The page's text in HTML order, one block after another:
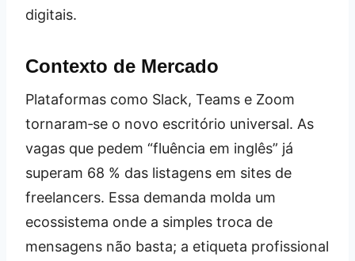
digitais.
Contexto de Mercado
Plataformas como Slack, Teams e Zoom
tornaram‑se o novo escritório universal. As
vagas que pedem “fluência em inglês” já
superam 68 % das listagens em sites de
freelancers. Essa demanda molda um
ecossistema onde a simples troca de
mensagens não basta; a etiqueta profissional